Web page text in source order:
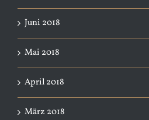
Juni 2018
Mai 2018
April 2018
März 2018